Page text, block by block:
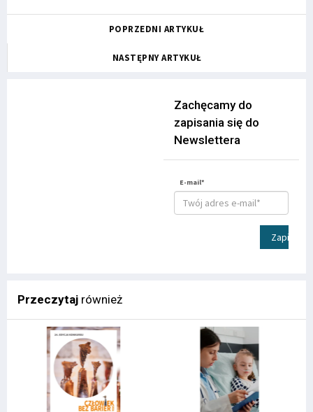
POPRZEDNI ARTYKUŁ
NASTĘPNY ARTYKUŁ
Zachęcamy do
zapisania się do
Newslettera
E-mail*
Zapisz
Przeczytaj również